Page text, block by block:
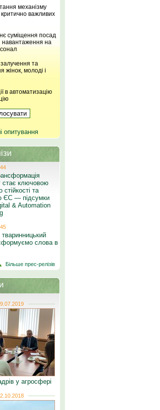
механізму
важливих
суміщення посад
навантаження на
та
жінок, молоді і
в автоматизацію
опитування
стає ключовою
та
ЄС — підсумки
& Automation
тваринницький
слова в
Більше прес-релізів
у агросфері